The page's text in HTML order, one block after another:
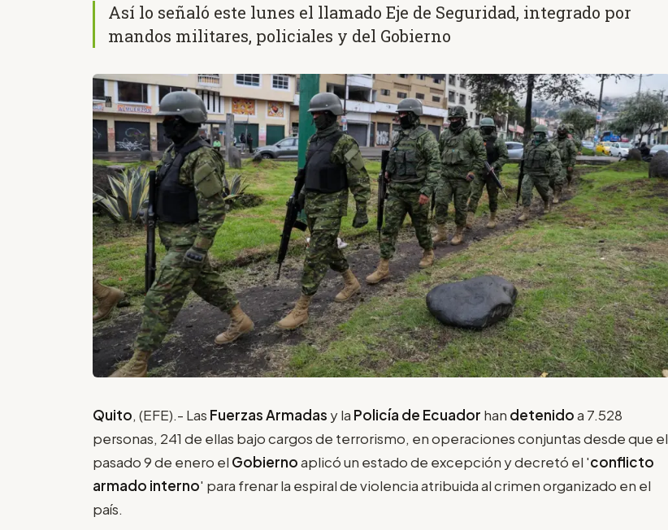
Así lo señaló este lunes el llamado Eje de Seguridad, integrado por
mandos militares, policiales y del Gobierno
Quito, (EFE).- Las Fuerzas Armadas y la Policía de Ecuador han detenidoa 7.528
personas, 241 de ellas bajo cargos de terrorismo, en operaciones conjuntas desde que el
pasado 9 de enero el Gobiernoaplicó un estado de excepción y decretó el 'conflicto
armado interno' para frenar la espiral de violencia atribuida al crimen organizado en el
país.